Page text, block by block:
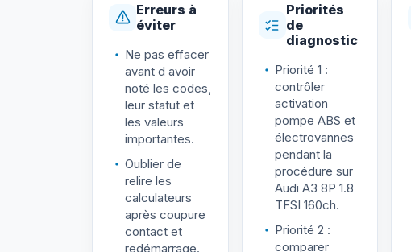
Erreurs à
éviter
Ne pas effacer
avant d avoir
noté les codes,
leur statut et
les valeurs
importantes.
Oublier de
relire les
calculateurs
après coupure
contact et
redémarrage.
Priorités
de
diagnostic
Priorité 1 :
contrôler
activation
pompe ABS et
électrovannes
pendant la
procédure sur
Audi A3 8P 1.8
TFSI 160ch.
Priorité 2 :
comparer